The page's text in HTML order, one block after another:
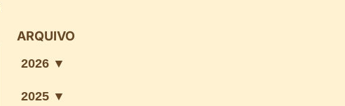
ARQUIVO
2026 ▼
2025 ▼